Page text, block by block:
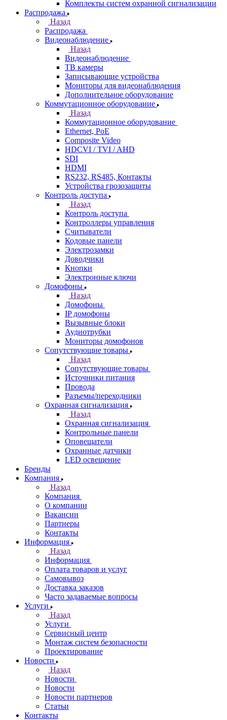
Комплекты систем охранной сигнализации
Распродажа
Назад
Распродажа
Видеонаблюдение
Назад
Видеонаблюдение
ТВ камеры
Записывающие устройства
Мониторы для видеонаблюдения
Дополнительное оборудование
Коммутационное оборудование
Назад
Коммутационное оборудование
Ethernet, PoE
Composite Video
HDCVI / TVI / AHD
SDI
HDMI
RS232, RS485, Контакты
Устройства грозозащиты
Контроль доступа
Назад
Контроль доступа
Контроллеры управления
Считыватели
Кодовые панели
Электрозамки
Доводчики
Кнопки
Электронные ключи
Домофоны
Назад
Домофоны
IP домофоны
Вызывные блоки
Аудиотрубки
Мониторы домофонов
Сопутствующие товары
Назад
Сопутствующие товары
Источники питания
Провода
Разъемы/переходники
Охранная сигнализация
Назад
Охранная сигнализация
Контрольные панели
Оповещатели
Охранные датчики
LED освещение
Бренды
Компания
Назад
Компания
О компании
Вакансии
Партнеры
Контакты
Информация
Назад
Информация
Оплата товаров и услуг
Самовывоз
Доставка заказов
Часто задаваемые вопросы
Услуги
Назад
Услуги
Сервисный центр
Монтаж систем безопасности
Проектирование
Новости
Назад
Новости
Новости
Новости партнеров
Статьи
Контакты